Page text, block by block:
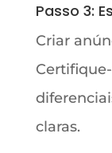
Passo 3:
Criar
claras.